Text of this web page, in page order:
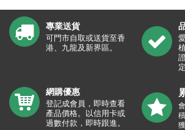
專業送貨
可門市自取或送貨至香
港、九龍及新界區。
網購優惠
登記成會員，即時查看
產品價格。以信用卡或
過數付款，即時跟進。